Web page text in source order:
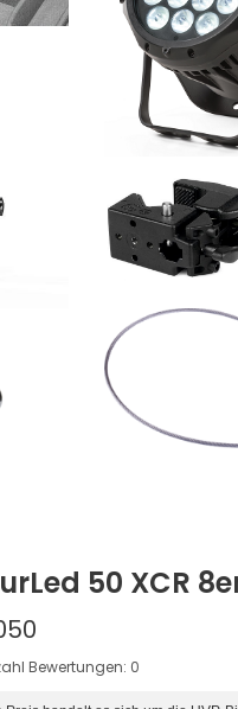
50 XCR
Bewertungen: 0